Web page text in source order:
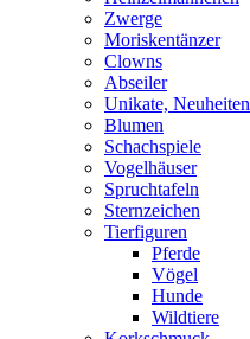
Zwerge
Moriskentänzer
Clowns
Abseiler
Unikate, Neuheiten
Blumen
Schachspiele
Vogelhäuser
Spruchtafeln
Sternzeichen
Tierfiguren
Pferde
Vögel
Hunde
Wildtiere